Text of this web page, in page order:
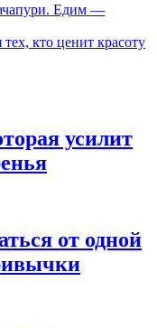
Едим —
кто ценит красоту
усилит
от одной